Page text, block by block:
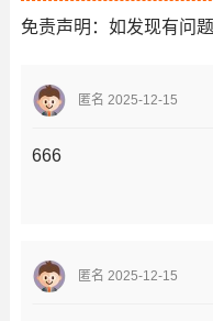
免责声明：如发现有问题
匿名 2025-12-15
666
匿名 2025-12-15